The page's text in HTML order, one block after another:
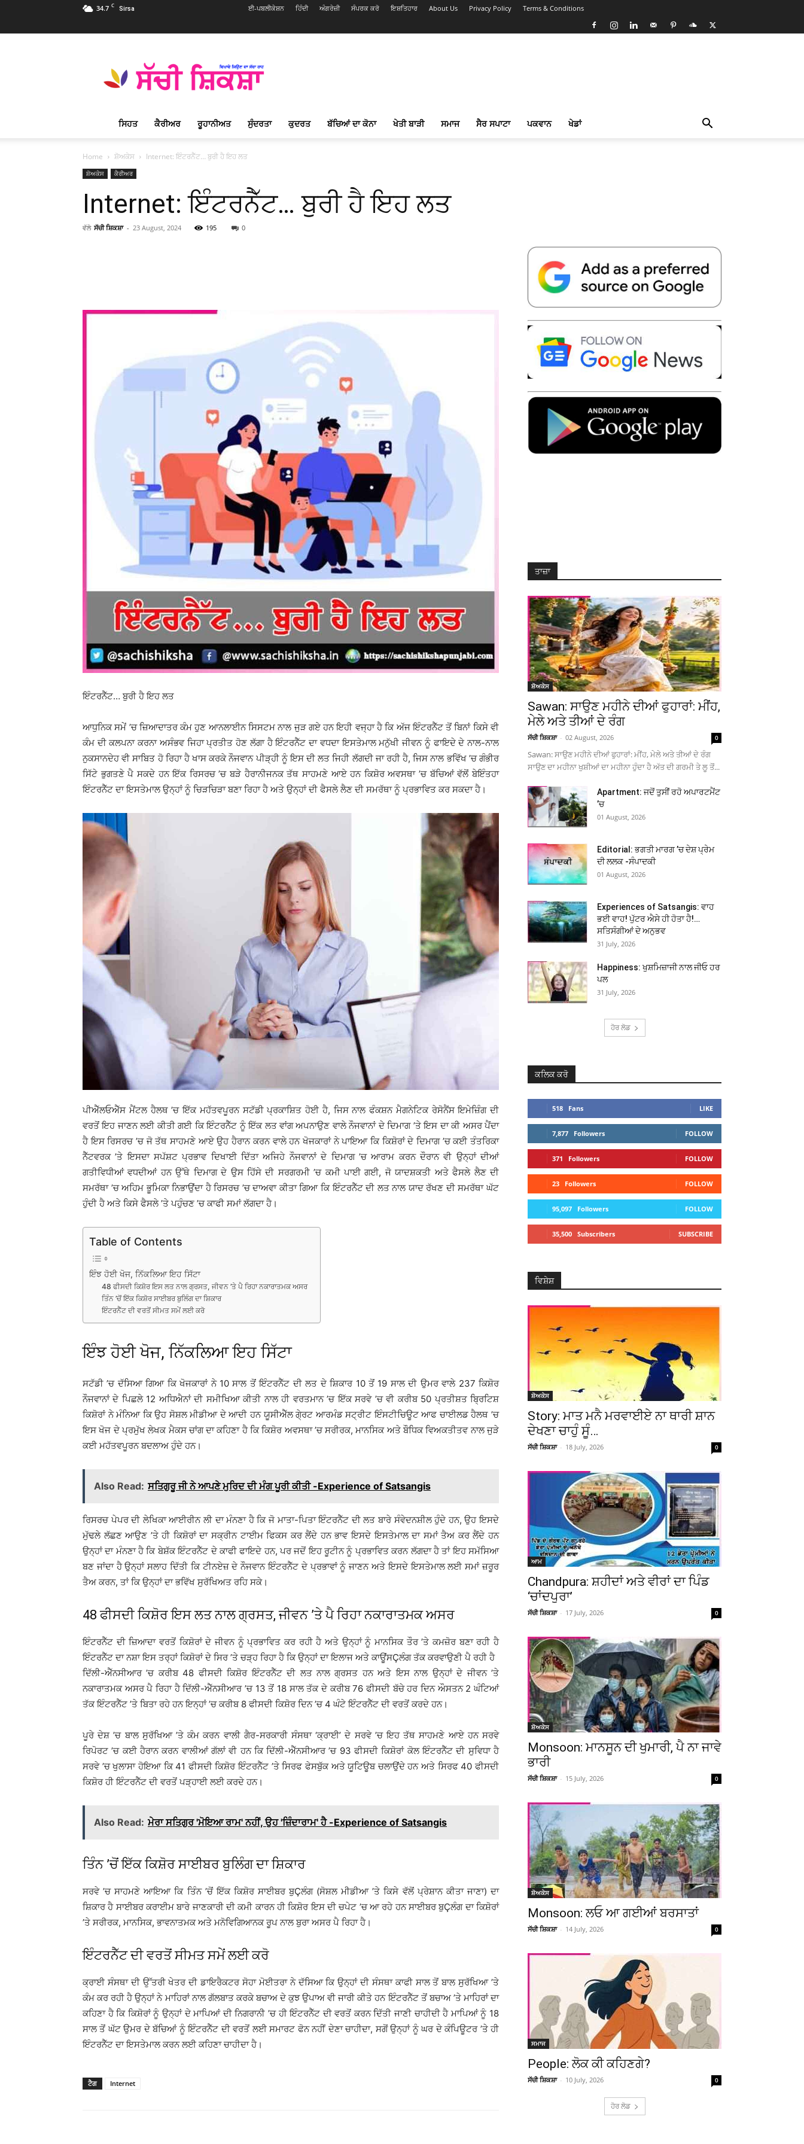
34.7 C Sirsa ਈ-ਪਬਲੀਕੇਸ਼ਨ ਹਿੰਦੀ ਅੰਗਰੇਜ਼ੀ ਸੰਪਰਕ ਕਰੋ ਇਸ਼ਤਿਹਾਰ About Us Privacy Policy Terms & Conditions
Shiksha
Punjabi
ਸ਼ਿਕਸ਼ਾ
ਪ੍ਰਸਿੱਧ
ਮੈਗਜ਼ੀਨ
ਸਿਹਤ ਕੈਰੀਅਰ ਰੂਹਾਨੀਅਤ ਸੁੰਦਰਤਾ ਕੁਦਰਤ ਬੱਚਿਆਂ ਦਾ ਕੋਨਾ ਖੇਤੀ ਬਾੜੀ ਸਮਾਜ ਸੈਰ ਸਪਾਟਾ ਪਕਵਾਨ ਖੇਡਾਂ
Home ਸ਼ੋਅਕੇਸ Internet: ਇੰਟਰਨੈੱਟ… ਬੁਰੀ ਹੈ ਇਹ ਲਤ
ਸ਼ੋਅਕੇਸ ਕੈਰੀਅਰ
Internet: ਇੰਟਰਨੈੱਟ… ਬੁਰੀ ਹੈ ਇਹ ਲਤ
ਵੱਲੋ ਸੱਚੀ ਸ਼ਿਕਸ਼ਾ - 23 August, 2024 195 0
Telegram Copy URL
ਇੰਟਰਨੈੱਟ… ਬੁਰੀ ਹੈ ਇਹ ਲਤ
ਆਧੁਨਿਕ ਸਮੇਂ ’ਚ ਜ਼ਿਆਦਾਤਰ ਕੰਮ ਹੁਣ ਆਨਲਾਈਨ ਸਿਸਟਮ ਨਾਲ ਜੁੜ ਗਏ ਹਨ ਇਹੀ ਵਜ੍ਹਾ ਹੈ ਕਿ ਅੱਜ ਇੰਟਰਨੈੱਟ ਤੋਂ ਬਿਨਾਂ ਕਿਸੇ ਵੀ
ਕੰਮ ਦੀ ਕਲਪਨਾ ਕਰਨਾ ਅਸੰਭਵ ਜਿਹਾ ਪ੍ਰਤੀਤ ਹੋਣ ਲੱਗਾ ਹੈ ਇੰਟਰਨੈੱਟ ਦਾ ਵਧਦਾ ਇਸਤੇਮਾਲ ਮਨੁੱਖੀ ਜੀਵਨ ਨੂੰ ਫਾਇਦੇ ਦੇ ਨਾਲ-ਨਾਲ
ਨੁਕਸਾਨਦੇਹ ਵੀ ਸਾਬਿਤ ਹੋ ਰਿਹਾ ਹੈ ਖਾਸ ਕਰਕੇ ਨੌਜਵਾਨ ਪੀੜ੍ਹੀ ਨੂੰ ਇਸ ਦੀ ਲਤ ਜਿਹੀ ਲੱਗਦੀ ਜਾ ਰਹੀ ਹੈ, ਜਿਸ ਨਾਲ ਭਵਿੱਖ ’ਚ ਗੰਭੀਰ
ਸਿੱਟੇ ਭੁਗਤਣੇ ਪੈ ਸਕਦੇ ਹਨ ਇੱਕ ਰਿਸਰਚ ’ਚ ਬੜੇ ਹੈਰਾਨੀਜਨਕ ਤੱਥ ਸਾਹਮਣੇ ਆਏ ਹਨ ਕਿਸ਼ੋਰ ਅਵਸਥਾ ’ਚ ਬੱਚਿਆਂ ਵੱਲੋਂ ਬੇਇੰਤਹਾ
ਇੰਟਰਨੈੱਟ ਦਾ ਇਸਤੇਮਾਲ ਉਨ੍ਹਾਂ ਨੂੰ ਚਿੜਚਿੜਾ ਬਣਾ ਰਿਹਾ ਹੈ ਅਤੇ ਉਨ੍ਹਾਂ ਦੀ ਫੈਸਲੇ ਲੈਣ ਦੀ ਸਮਰੱਥਾ ਨੂੰ ਪ੍ਰਭਾਵਿਤ ਕਰ ਸਕਦਾ ਹੈ।
ਪੀਐੱਲਓਐੱਸ ਮੈਂਟਲ ਹੈਲਥ ’ਚ ਇੱਕ ਮਹੱਤਵਪੂਰਨ ਸਟੱਡੀ ਪ੍ਰਕਾਸ਼ਿਤ ਹੋਈ ਹੈ, ਜਿਸ ਨਾਲ ਫੰਕਸ਼ਨ ਮੈਗਨੇਟਿਕ ਰੇਸੋਨੈਂਸ ਇਮੇਜ਼ਿੰਗ ਦੀ
ਵਰਤੋਂ ਇਹ ਜਾਣਨ ਲਈ ਕੀਤੀ ਗਈ ਕਿ ਇੰਟਰਨੈੱਟ ਨੂੰ ਇੱਕ ਲਤ ਵਾਂਗ ਅਪਨਾਉਣ ਵਾਲੇ ਨੌਜਵਾਨਾਂ ਦੇ ਦਿਮਾਗ ’ਤੇ ਇਸ ਦਾ ਕੀ ਅਸਰ ਪੈਂਦਾ
ਹੈ ਇਸ ਰਿਸਰਚ ’ਚ ਜੋ ਤੱਥ ਸਾਹਮਣੇ ਆਏ ਉਹ ਹੈਰਾਨ ਕਰਨ ਵਾਲੇ ਹਨ ਖੋਜਕਾਰਾਂ ਨੇ ਪਾਇਆ ਕਿ ਕਿਸ਼ੋਰਾਂ ਦੇ ਦਿਮਾਗ ’ਚ ਕਈ ਤੰਤਰਿਕਾ
ਨੈੱਟਵਰਕ ’ਤੇ ਇਸਦਾ ਸਪੱਸ਼ਟ ਪ੍ਰਭਾਵ ਦਿਖਾਈ ਦਿੱਤਾ ਅਜਿਹੇ ਨੌਜਵਾਨਾਂ ਦੇ ਦਿਮਾਗ ’ਚ ਆਰਾਮ ਕਰਨ ਦੌਰਾਨ ਵੀ ਉਨ੍ਹਾਂ ਦੀਆਂ
ਗਤੀਵਿਧੀਆਂ ਵਧਦੀਆਂ ਹਨ ਉੱਥੇ ਦਿਮਾਗ ਦੇ ਉਸ ਹਿੱਸੇ ਦੀ ਸਰਗਰਮੀ ’ਚ ਕਮੀ ਪਾਈ ਗਈ, ਜੋ ਯਾਦਸ਼ਕਤੀ ਅਤੇ ਫੈਸਲੇ ਲੈਣ ਦੀ
ਸਮਰੱਥਾ ’ਚ ਅਹਿਮ ਭੂਮਿਕਾ ਨਿਭਾਉਂਦਾ ਹੈ ਰਿਸਰਚ ’ਚ ਦਾਅਵਾ ਕੀਤਾ ਗਿਆ ਕਿ ਇੰਟਰਨੈੱਟ ਦੀ ਲਤ ਨਾਲ ਯਾਦ ਰੱਖਣ ਦੀ ਸਮਰੱਥਾ ਘੱਟ
ਹੁੰਦੀ ਹੈ ਅਤੇ ਕਿਸੇ ਫੈਸਲੇ ’ਤੇ ਪਹੁੰਚਣ ’ਚ ਕਾਫੀ ਸਮਾਂ ਲੱਗਦਾ ਹੈ।
Table of Contents
ਇੰਝ ਹੋਈ ਖੋਜ, ਨਿੱਕਲਿਆ ਇਹ ਸਿੱਟਾ
48 ਫੀਸਦੀ ਕਿਸ਼ੋਰ ਇਸ ਲਤ ਨਾਲ ਗ੍ਰਸਤ, ਜੀਵਨ ’ਤੇ ਪੈ ਰਿਹਾ ਨਕਾਰਾਤਮਕ ਅਸਰ
ਤਿੰਨ ’ਚੋਂ ਇੱਕ ਕਿਸ਼ੋਰ ਸਾਈਬਰ ਬੁਲਿੰਗ ਦਾ ਸ਼ਿਕਾਰ
ਇੰਟਰਨੈੱਟ ਦੀ ਵਰਤੋਂ ਸੀਮਤ ਸਮੇਂ ਲਈ ਕਰੋ
ਇੰਝ ਹੋਈ ਖੋਜ, ਨਿੱਕਲਿਆ ਇਹ ਸਿੱਟਾ
ਸਟੱਡੀ ’ਚ ਦੱਸਿਆ ਗਿਆ ਕਿ ਖੋਜਕਾਰਾਂ ਨੇ 10 ਸਾਲ ਤੋਂ ਇੰਟਰਨੈੱਟ ਦੀ ਲਤ ਦੇ ਸ਼ਿਕਾਰ 10 ਤੋਂ 19 ਸਾਲ ਦੀ ਉਮਰ ਵਾਲੇ 237 ਕਿਸ਼ੋਰ
ਨੌਜਵਾਨਾਂ ਦੇ ਪਿਛਲੇ 12 ਅਧਿਐਨਾਂ ਦੀ ਸਮੀਖਿਆ ਕੀਤੀ ਨਾਲ ਹੀ ਵਰਤਮਾਨ ’ਚ ਇੱਕ ਸਰਵੇ ’ਚ ਵੀ ਕਰੀਬ 50 ਪ੍ਰਤੀਸ਼ਤ ਬ੍ਰਿਟਿਸ਼
ਕਿਸ਼ੋਰਾਂ ਨੇ ਮੰਨਿਆ ਕਿ ਉਹ ਸੋਸ਼ਲ ਮੀਡੀਆ ਦੇ ਆਦੀ ਹਨ ਯੂਸੀਐੱਲ ਗੇ੍ਰਟ ਆਰਮੰਡ ਸਟ੍ਰੀਟ ਇੰਸਟੀਚਿਊਟ ਆਫ ਚਾਈਲਡ ਹੈਲਥ ’ਚ
ਇਸ ਖੋਜ ਦੇ ਪ੍ਰਮੁੱਖ ਲੇਖਕ ਮੈਕਸ ਚਾਂਗ ਦਾ ਕਹਿਣਾ ਹੈ ਕਿ ਕਿਸ਼ੋਰ ਅਵਸਥਾ ’ਚ ਸਰੀਰਕ, ਮਾਨਸਿਕ ਅਤੇ ਬੌਧਿਕ ਵਿਅਕਤੀਤਵ ਨਾਲ ਜੁੜੇ
ਕਈ ਮਹੱਤਵਪੂਰਨ ਬਦਲਾਅ ਹੁੰਦੇ ਹਨ।
Also Read: ਸਤਿਗੁਰੂ ਜੀ ਨੇ ਆਪਣੇ ਮੁਰਿਦ ਦੀ ਮੰਗ ਪੂਰੀ ਕੀਤੀ -Experience of Satsangis
ਰਿਸਰਚ ਪੇਪਰ ਦੀ ਲੇਖਿਕਾ ਆਈਰੀਨ ਲੀ ਦਾ ਮੰਨਣਾ ਹੈ ਕਿ ਜੋ ਮਾਤਾ-ਪਿਤਾ ਇੰਟਰਨੈੱਟ ਦੀ ਲਤ ਬਾਰੇ ਸੰਵੇਦਨਸ਼ੀਲ ਹੁੰਦੇ ਹਨ, ਉਹ ਇਸਦੇ
ਮੁੱਢਲੇ ਲੱਛਣ ਆਉਣ ’ਤੇ ਹੀ ਕਿਸ਼ੋਰਾਂ ਦਾ ਸਕ੍ਰੀਨ ਟਾਈਮ ਫਿਕਸ ਕਰ ਲੈਂਦੇ ਹਨ ਭਾਵ ਇਸਦੇ ਇਸਤੇਮਾਲ ਦਾ ਸਮਾਂ ਤੈਅ ਕਰ ਲੈਂਦੇ ਹਨ
ਉਨ੍ਹਾਂ ਦਾ ਮੰਨਣਾ ਹੈ ਕਿ ਬੇਸ਼ੱਕ ਇੰਟਰਨੈੱਟ ਦੇ ਕਾਫੀ ਫਾਇਦੇ ਹਨ, ਪਰ ਜਦੋਂ ਇਹ ਰੂਟੀਨ ਨੂੰ ਪ੍ਰਭਾਵਿਤ ਕਰਨ ਲੱਗਦਾ ਹੈ ਤਾਂ ਇਹ ਸਮੱਸਿਆ
ਬਣ ਜਾਂਦਾ ਹੈ ਉਨ੍ਹਾਂ ਸਲਾਹ ਦਿੱਤੀ ਕਿ ਟੀਨਏਜ਼ ਦੇ ਨੌਜਵਾਨ ਇੰਟਰਨੈੱਟ ਦੇ ਪ੍ਰਭਾਵਾਂ ਨੂੰ ਜਾਣਨ ਅਤੇ ਇਸਦੇ ਇਸਤੇਮਾਲ ਲਈ ਸਮਾਂ ਜ਼ਰੂਰ
ਤੈਅ ਕਰਨ, ਤਾਂ ਕਿ ਉਨ੍ਹਾਂ ਦਾ ਭਵਿੱਖ ਸੁਰੱਖਿਅਤ ਰਹਿ ਸਕੇ।
48 ਫੀਸਦੀ ਕਿਸ਼ੋਰ ਇਸ ਲਤ ਨਾਲ ਗ੍ਰਸਤ, ਜੀਵਨ ’ਤੇ ਪੈ ਰਿਹਾ ਨਕਾਰਾਤਮਕ ਅਸਰ
ਇੰਟਰਨੈੱਟ ਦੀ ਜ਼ਿਆਦਾ ਵਰਤੋਂ ਕਿਸ਼ੋਰਾਂ ਦੇ ਜੀਵਨ ਨੂੰ ਪ੍ਰਭਾਵਿਤ ਕਰ ਰਹੀ ਹੈ ਅਤੇ ਉਨ੍ਹਾਂ ਨੂੰ ਮਾਨਸਿਕ ਤੌਰ ’ਤੇ ਕਮਜ਼ੋਰ ਬਣਾ ਰਹੀ ਹੈ
ਇੰਟਰਨੈੱਟ ਦਾ ਨਸ਼ਾ ਇਸ ਤਰ੍ਹਾਂ ਕਿਸ਼ੋਰਾਂ ਦੇ ਸਿਰ ’ਤੇ ਚੜ੍ਹ ਰਿਹਾ ਹੈ ਕਿ ਉਨ੍ਹਾਂ ਦਾ ਇਲਾਜ ਅਤੇ ਕਾਊਂਸÇਲੰਗ ਤੱਕ ਕਰਵਾਉਣੀ ਪੈ ਰਹੀ ਹੈ
ਦਿੱਲੀ-ਐੱਨਸੀਆਰ ’ਚ ਕਰੀਬ 48 ਫੀਸਦੀ ਕਿਸ਼ੋਰ ਇੰਟਰਨੈੱਟ ਦੀ ਲਤ ਨਾਲ ਗ੍ਰਸਤ ਹਨ ਅਤੇ ਇਸ ਨਾਲ ਉਨ੍ਹਾਂ ਦੇ ਜੀਵਨ ’ਤੇ
ਨਕਾਰਾਤਮਕ ਅਸਰ ਪੈ ਰਿਹਾ ਹੈ ਦਿੱਲੀ-ਐੱਨਸੀਆਰ ’ਚ 13 ਤੋਂ 18 ਸਾਲ ਤੱਕ ਦੇ ਕਰੀਬ 76 ਫੀਸਦੀ ਬੱਚੇ ਹਰ ਦਿਨ ਔਸਤਨ 2 ਘੰਟਿਆਂ
ਤੱਕ ਇੰਟਰਨੈੱਟ ’ਤੇ ਬਿਤਾ ਰਹੇ ਹਨ ਇਨ੍ਹਾਂ ’ਚ ਕਰੀਬ 8 ਫੀਸਦੀ ਕਿਸ਼ੋਰ ਦਿਨ ’ਚ 4 ਘੰਟੇ ਇੰਟਰਨੈੱਟ ਦੀ ਵਰਤੋਂ ਕਰਦੇ ਹਨ।
ਪੂਰੇ ਦੇਸ਼ ’ਚ ਬਾਲ ਸੁਰੱਖਿਆ ’ਤੇ ਕੰਮ ਕਰਨ ਵਾਲੀ ਗੈਰ-ਸਰਕਾਰੀ ਸੰਸਥਾ ‘ਕ੍ਰਾਈ’ ਦੇ ਸਰਵੇ ’ਚ ਇਹ ਤੱਥ ਸਾਹਮਣੇ ਆਏ ਹਨ ਸਰਵੇ
ਰਿਪੋਰਟ ’ਚ ਕਈ ਹੈਰਾਨ ਕਰਨ ਵਾਲੀਆਂ ਗੱਲਾਂ ਵੀ ਹਨ ਕਿ ਦਿੱਲੀ-ਐੱਨਸੀਆਰ ’ਚ 93 ਫੀਸਦੀ ਕਿਸ਼ੋਰਾਂ ਕੋਲ ਇੰਟਰਨੈੱਟ ਦੀ ਸੁਵਿਧਾ ਹੈ
ਸਰਵੇ ’ਚ ਖੁਲਾਸਾ ਹੋਇਆ ਕਿ 41 ਫੀਸਦੀ ਕਿਸ਼ੋਰ ਇੰਟਰਨੈੱਟ ’ਤੇ ਸਿਰਫ ਫੇਸਬੁੱਕ ਅਤੇ ਯੂਟਿਊਬ ਚਲਾਉਂਦੇ ਹਨ ਅਤੇ ਸਿਰਫ 40 ਫੀਸਦੀ
ਕਿਸ਼ੋਰ ਹੀ ਇੰਟਰਨੈੱਟ ਦੀ ਵਰਤੋਂ ਪੜ੍ਹਾਈ ਲਈ ਕਰਦੇ ਹਨ।
Also Read: ਮੇਰਾ ਸਤਿਗੁਰ 'ਮੋਇਆ ਰਾਮ' ਨਹੀਂ, ਉਹ 'ਜ਼ਿੰਦਾਰਾਮ' ਹੈ -Experience of Satsangis
ਤਿੰਨ ’ਚੋਂ ਇੱਕ ਕਿਸ਼ੋਰ ਸਾਈਬਰ ਬੁਲਿੰਗ ਦਾ ਸ਼ਿਕਾਰ
ਸਰਵੇ ’ਚ ਸਾਹਮਣੇ ਆਇਆ ਕਿ ਤਿੰਨ ’ਚੋਂ ਇੱਕ ਕਿਸ਼ੋਰ ਸਾਈਬਰ ਬੁÇਲੰਗ (ਸੋਸ਼ਲ ਮੀਡੀਆ ’ਤੇ ਕਿਸੇ ਵੱਲੋਂ ਪ੍ਰੇਸ਼ਾਨ ਕੀਤਾ ਜਾਣਾ) ਦਾ
ਸ਼ਿਕਾਰ ਹੈ ਸਾਈਬਰ ਕਰਾਈਮ ਬਾਰੇ ਜਾਣਕਾਰੀ ਦੀ ਕਮੀ ਕਾਰਨ ਹੀ ਕਿਸ਼ੋਰ ਇਸ ਦੀ ਚਪੇਟ ’ਚ ਆ ਰਹੇ ਹਨ ਸਾਈਬਰ ਬੁÇਲੰਗ ਦਾ ਕਿਸ਼ੋਰਾਂ
’ਤੇ ਸਰੀਰਕ, ਮਾਨਸਿਕ, ਭਾਵਨਾਤਮਕ ਅਤੇ ਮਨੋਵਿਗਿਆਨਕ ਰੂਪ ਨਾਲ ਬੁਰਾ ਅਸਰ ਪੈ ਰਿਹਾ ਹੈ।
ਇੰਟਰਨੈੱਟ ਦੀ ਵਰਤੋਂ ਸੀਮਤ ਸਮੇਂ ਲਈ ਕਰੋ
ਕ੍ਰਾਈ ਸੰਸਥਾ ਦੀ ਉੱਤਰੀ ਖੇਤਰ ਦੀ ਡਾਇਰੈਕਟਰ ਸੋਹਾ ਮੋਈਤਰਾ ਨੇ ਦੱਸਿਆ ਕਿ ਉਨ੍ਹਾਂ ਦੀ ਸੰਸਥਾ ਕਾਫੀ ਸਾਲ ਤੋਂ ਬਾਲ ਸੁਰੱਖਿਆ ’ਤੇ
ਕੰਮ ਕਰ ਰਹੀ ਹੈ ਉਨ੍ਹਾਂ ਨੇ ਮਾਹਿਰਾਂ ਨਾਲ ਗੱਲਬਾਤ ਕਰਕੇ ਬਚਾਅ ਦੇ ਕੁਝ ਉਪਾਅ ਵੀ ਜਾਰੀ ਕੀਤੇ ਹਨ ਇੰਟਰਨੈੱਟ ਤੋਂ ਬਚਾਅ ’ਤੇ ਮਾਹਿਰਾਂ ਦਾ
ਕਹਿਣਾ ਹੈ ਕਿ ਕਿਸ਼ੋਰਾਂ ਨੂੰ ਉਨ੍ਹਾਂ ਦੇ ਮਾਪਿਆਂ ਦੀ ਨਿਗਰਾਨੀ ’ਚ ਹੀ ਇੰਟਰਨੈੱਟ ਦੀ ਵਰਤੋਂ ਕਰਨ ਦਿੱਤੀ ਜਾਣੀ ਚਾਹੀਦੀ ਹੈ ਮਾਪਿਆਂ ਨੂੰ 18
ਸਾਲ ਤੋਂ ਘੱਟ ਉਮਰ ਦੇ ਬੱਚਿਆਂ ਨੂੰ ਇੰਟਰਨੈੱਟ ਦੀ ਵਰਤੋਂ ਲਈ ਸਮਾਰਟ ਫੋਨ ਨਹੀਂ ਦੇਣਾ ਚਾਹੀਦਾ, ਸਗੋਂ ਉਨ੍ਹਾਂ ਨੂੰ ਘਰ ਦੇ ਕੰਪਿਊਟਰ ’ਤੇ ਹੀ
ਇੰਟਰਨੈੱਟ ਦਾ ਇਸਤੇਮਾਲ ਕਰਨ ਲਈ ਕਹਿਣਾ ਚਾਹੀਦਾ ਹੈ।
ਟੈਗ Internet
ਤਾਜ਼ਾ
ਸ਼ੋਅਕੇਸ
Sawan: ਸਾਉਣ ਮਹੀਨੇ ਦੀਆਂ ਫੁਹਾਰਾਂ: ਮੀਂਹ,
ਮੇਲੇ ਅਤੇ ਤੀਆਂ ਦੇ ਰੰਗ
ਸੱਚੀ ਸ਼ਿਕਸ਼ਾ - 02 August, 2026 0
Sawan: ਸਾਉਣ ਮਹੀਨੇ ਦੀਆਂ ਫੁਹਾਰਾਂ: ਮੀਂਹ, ਮੇਲੇ ਅਤੇ ਤੀਆਂ ਦੇ ਰੰਗ
ਸਾਉਣ ਦਾ ਮਹੀਨਾ ਖੁਸ਼ੀਆਂ ਦਾ ਮਹੀਨਾ ਹੁੰਦਾ ਹੈ ਅੱਤ ਦੀ ਗਰਮੀ ਤੇ ਲੂ ਤੋਂ...
Apartment: ਜਦੋਂ ਤੁਸੀਂ ਰਹੋ ਅਪਾਰਟਮੈਂਟ
’ਚ
01 August, 2026
Editorial: ਭਗਤੀ ਮਾਰਗ ’ਚ ਦੇਸ਼ ਪ੍ਰੇਮ
ਦੀ ਲਲਕ -ਸੰਪਾਦਕੀ
01 August, 2026
Experiences of Satsangis: ਵਾਹ
ਭਈ ਵਾਹ! ਪੁੱਟਰ ਐਸੇ ਹੀ ਹੋਤਾ ਹੈ!…
ਸਤਿਸੰਗੀਆਂ ਦੇ ਅਨੁਭਵ
31 July, 2026
Happiness: ਖੁਸ਼ਮਿਜ਼ਾਜੀ ਨਾਲ ਜੀਓ ਹਰ
ਪਲ
31 July, 2026
ਹੋਰ ਲੋਡ
ਕਲਿਕ ਕਰੋ
518 Fans LIKE
7,877 Followers FOLLOW
371 Followers FOLLOW
23 Followers FOLLOW
95,097 Followers FOLLOW
35,500 Subscribers SUBSCRIBE
ਵਿਸ਼ੇਸ਼
ਸ਼ੋਅਕੇਸ
Story: ਮਾਤ ਮਨੈ ਮਰਵਾਈਏ ਨਾ ਥਾਰੀ ਸ਼ਾਨ
ਦੇਖਣਾ ਚਾਹੁੰ ਸੂੰ…
ਸੱਚੀ ਸ਼ਿਕਸ਼ਾ - 18 July, 2026 0
ਆਮ
Chandpura: ਸ਼ਹੀਦਾਂ ਅਤੇ ਵੀਰਾਂ ਦਾ ਪਿੰਡ
‘ਚਾਂਦਪੁਰਾ’
ਸੱਚੀ ਸ਼ਿਕਸ਼ਾ - 17 July, 2026 0
ਸ਼ੋਅਕੇਸ
Monsoon: ਮਾਨਸੂਨ ਦੀ ਖੁਮਾਰੀ, ਪੈ ਨਾ ਜਾਵੇ
ਭਾਰੀ
ਸੱਚੀ ਸ਼ਿਕਸ਼ਾ - 15 July, 2026 0
ਸ਼ੋਅਕੇਸ
Monsoon: ਲਓ ਆ ਗਈਆਂ ਬਰਸਾਤਾਂ
ਸੱਚੀ ਸ਼ਿਕਸ਼ਾ - 14 July, 2026 0
ਸਮਾਜ
People: ਲੋਕ ਕੀ ਕਹਿਣਗੇ?
ਸੱਚੀ ਸ਼ਿਕਸ਼ਾ - 10 July, 2026 0
ਹੋਰ ਲੋਡ